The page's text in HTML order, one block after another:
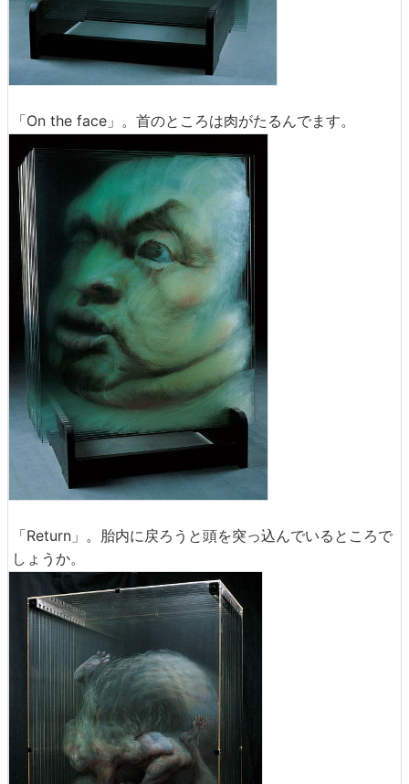
「On the face」。首のところは肉がたるんでます。
「Return」。胎内に戻ろうと頭を突っ込んでいるところで
しょうか。